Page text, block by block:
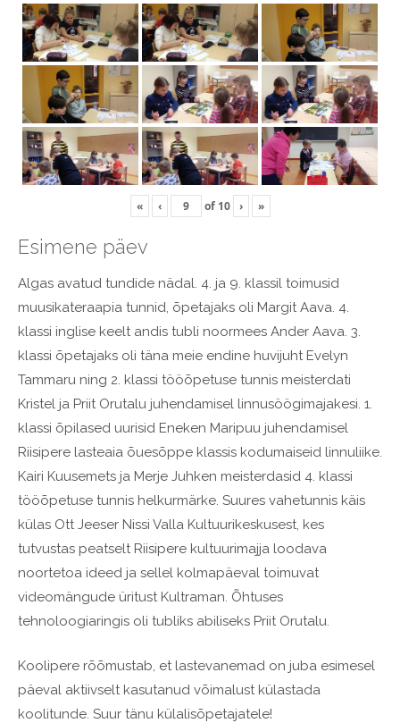
« ‹ of 10 › »
Esimene päev
Algas avatud tundide nädal. 4. ja 9. klassil toimusid
muusikateraapia tunnid, õpetajaks oli Margit Aava. 4.
klassi inglise keelt andis tubli noormees Ander Aava. 3.
klassi õpetajaks oli täna meie endine huvijuht Evelyn
Tammaru ning 2. klassi tööõpetuse tunnis meisterdati
Kristel ja Priit Orutalu juhendamisel linnusöögimajakesi. 1.
klassi õpilased uurisid Eneken Maripuu juhendamisel
Riisipere lasteaia õuesõppe klassis kodumaiseid linnuliike.
Kairi Kuusemets ja Merje Juhken meisterdasid 4. klassi
tööõpetuse tunnis helkurmärke. Suures vahetunnis käis
külas Ott Jeeser Nissi Valla Kultuurikeskusest, kes
tutvustas peatselt Riisipere kultuurimajja loodava
noortetoa ideed ja sellel kolmapäeval toimuvat
videomängude üritust Kultraman. Õhtuses
tehnoloogiaringis oli tubliks abiliseks Priit Orutalu.
Koolipere rõõmustab, et lastevanemad on juba esimesel
päeval aktiivselt kasutanud võimalust külastada
koolitunde. Suur tänu külalisõpetajatele!